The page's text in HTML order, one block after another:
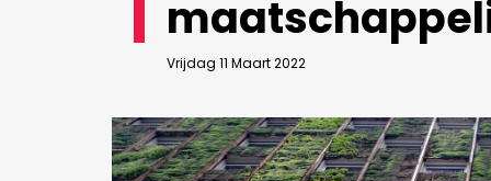
Vrijdag 11 Maart 2022
Bedrijfsabonnement